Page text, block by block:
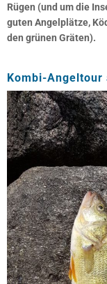
Rügen (und um die
guten Angelplätze,
den grünen Gräten).
Kombi-